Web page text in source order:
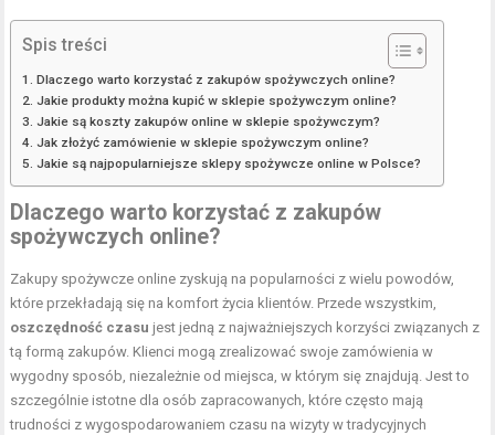
Spis treści
Dlaczego warto korzystać z zakupów spożywczych online?
Jakie produkty można kupić w sklepie spożywczym online?
Jakie są koszty zakupów online w sklepie spożywczym?
Jak złożyć zamówienie w sklepie spożywczym online?
Jakie są najpopularniejsze sklepy spożywcze online w Polsce?
Dlaczego warto korzystać z zakupów
spożywczych online?
Zakupy spożywcze online zyskują na popularności z wielu powodów,
które przekładają się na komfort życia klientów. Przede wszystkim,
oszczędność czasu jest jedną z najważniejszych korzyści związanych z
tą formą zakupów. Klienci mogą zrealizować swoje zamówienia w
wygodny sposób, niezależnie od miejsca, w którym się znajdują. Jest to
szczególnie istotne dla osób zapracowanych, które często mają
trudności z wygospodarowaniem czasu na wizyty w tradycyjnych